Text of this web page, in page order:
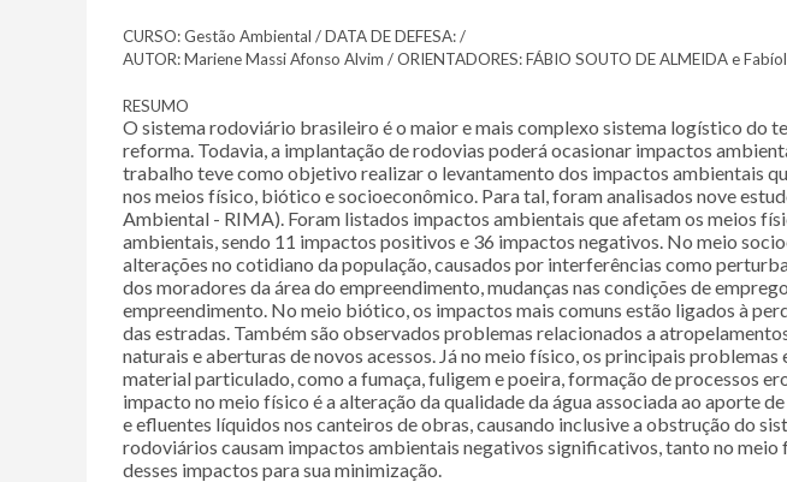
CURSO: Gestão Ambiental / DATA DE DEFESA: /
AUTOR: Mariene Massi Afonso Alvim / ORIENTADORES: FÁBIO SOUTO DE ALMEIDA e
RESUMO
O sistema rodoviário brasileiro é o maior e mais complexo sistema logístico do
reforma. Todavia, a implantação de rodovias poderá ocasionar impactos
trabalho teve como objetivo realizar o levantamento dos impactos ambientais
nos meios físico, biótico e socioeconômico. Para tal, foram analisados nove
Ambiental - RIMA). Foram listados impactos ambientais que afetam os meios
ambientais, sendo 11 impactos positivos e 36 impactos negativos. No meio
alterações no cotidiano da população, causados por interferências como
dos moradores da área do empreendimento, mudanças nas condições de
empreendimento. No meio biótico, os impactos mais comuns estão ligados à
das estradas. Também são observados problemas relacionados a
naturais e aberturas de novos acessos. Já no meio físico, os principais
material particulado, como a fumaça, fuligem e poeira, formação de processos
impacto no meio físico é a alteração da qualidade da água associada ao aporte
e efluentes líquidos nos canteiros de obras, causando inclusive a obstrução do
rodoviários causam impactos ambientais negativos significativos, tanto no
desses impactos para sua minimização.